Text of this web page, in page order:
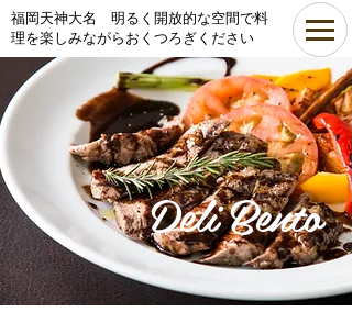
​福岡天神大名 明るく開放的な空間で料
理を楽しみながらおくつろぎください
Deli Bento